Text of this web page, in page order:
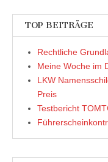
TOP BEITRÄGE
Rechtliche
Meine Woche im
LKW
Preis
Testbericht